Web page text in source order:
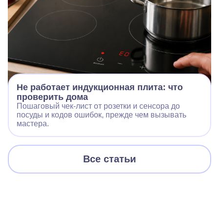
Не работает индукционная плита: что
проверить дома
Пошаговый чек‑лист от розетки и сенсора до
посуды и кодов ошибок, прежде чем вызывать
мастера.
Все статьи